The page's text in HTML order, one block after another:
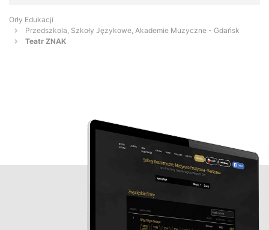
Orły Edukacji
Przedszkola, Szkoły Językowe, Akademie Muzyczne - Gdańsk
Teatr ZNAK